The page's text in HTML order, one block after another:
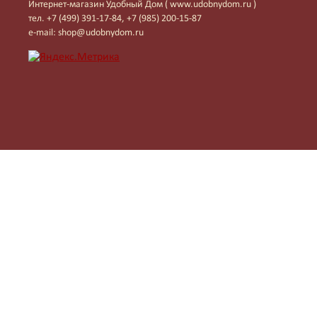
Интернет-магазин Удобный Дом ( www.udobnydom.ru )
тел. +7 (499) 391-17-84, +7 (985) 200-15-87
e-mail: shop@udobnydom.ru